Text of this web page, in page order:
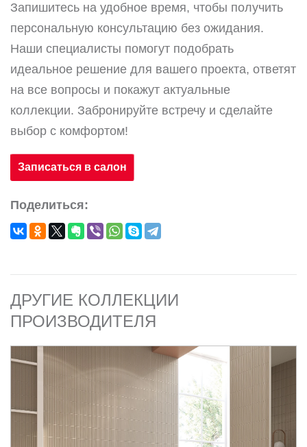
Запишитесь на удобное время, чтобы получить
персональную консультацию без ожидания.
Наши специалисты помогут подобрать
идеальное решение для вашего проекта, ответят
на все вопросы и покажут актуальные
коллекции. Забронируйте встречу и сделайте
выбор с комфортом!
Записаться в салон
Поделиться:
ДРУГИЕ КОЛЛЕКЦИИ
ПРОИЗВОДИТЕЛЯ